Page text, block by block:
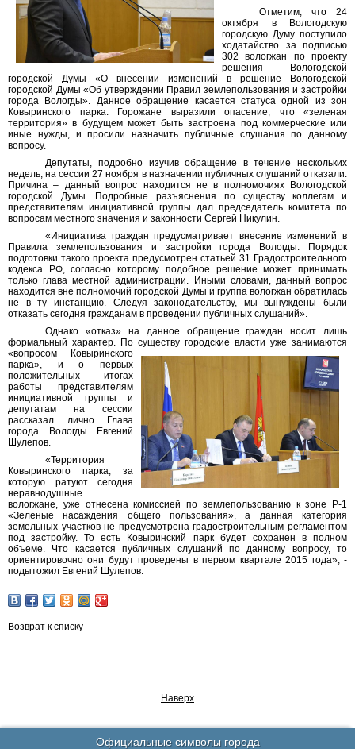
Отметим, что 24
октября в Вологодскую
городскую Думу поступило
ходатайство за подписью
302 вологжан по проекту
решения Вологодской
городской Думы «О внесении изменений в решение Вологодской
городской Думы «Об утверждении Правил землепользования и застройки
города Вологды». Данное обращение касается статуса одной из зон
Ковыринского парка. Горожане выразили опасение, что «зеленая
территория» в будущем может быть застроена под коммерческие или
иные нужды, и просили назначить публичные слушания по данному
вопросу.
Депутаты, подробно изучив обращение в течение нескольких
недель, на сессии 27 ноября в назначении публичных слушаний отказали.
Причина – данный вопрос находится не в полномочиях Вологодской
городской Думы. Подробные разъяснения по существу коллегам и
представителям инициативной группы дал председатель комитета по
вопросам местного значения и законности Сергей Никулин.
«Инициатива граждан предусматривает внесение изменений в
Правила землепользования и застройки города Вологды. Порядок
подготовки такого проекта предусмотрен статьей 31 Градостроительного
кодекса РФ, согласно которому подобное решение может принимать
только глава местной администрации. Иными словами, данный вопрос
находится вне полномочий городской Думы и группа вологжан обратилась
не в ту инстанцию. Следуя законодательству, мы вынуждены были
отказать сегодня гражданам в проведении публичных слушаний».
Однако «отказ» на данное обращение граждан носит лишь
формальный характер. По существу городские власти уже занимаются
«вопросом Ковыринского
парка», и о первых
положительных итогах
работы представителям
инициативной группы и
депутатам на сессии
рассказал лично Глава
города Вологды Евгений
Шулепов.
«Территория
Ковыринского парка, за
которую ратуют сегодня
неравнодушные
вологжане, уже отнесена комиссией по землепользованию к зоне Р-1
«Зеленые насаждения общего пользования», а данная категория
земельных участков не предусмотрена градостроительным регламентом
под застройку. То есть Ковыринский парк будет сохранен в полном
объеме. Что касается публичных слушаний по данному вопросу, то
ориентировочно они будут проведены в первом квартале 2015 года», -
подытожил Евгений Шулепов.
Возврат к списку
Наверх
Официальные символы города